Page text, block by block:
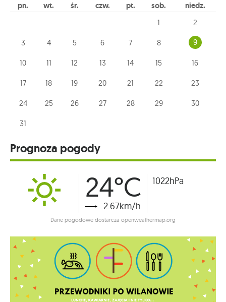
pn wt śr czw pt sob niedz
1 2
3 4 5 6 7 8 9
10 11 12 13 14 15 16
17 18 19 20 21 22 23
24 25 26 27 28 29 30
31
Prognoza pogody
24°C
2.67km/h
1022hPa
Dane pogodowe dostarcza openweathermap.org